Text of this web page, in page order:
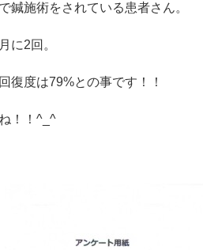
鍼施術をされている患者さん。
に2回。
復度は79%との事です！！
！！^_^